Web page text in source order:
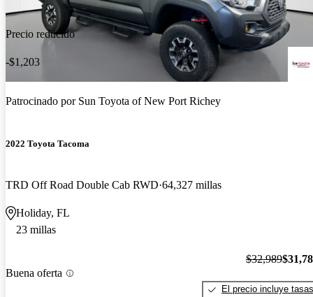
Precio reducido
-$1,203
Patrocinado por Sun Toyota of New Port Richey
2022 Toyota Tacoma
TRD Off Road Double Cab RWD 64,327 millas
Holiday, FL
23 millas
Buena oferta
$32,989
El precio incluye tasas